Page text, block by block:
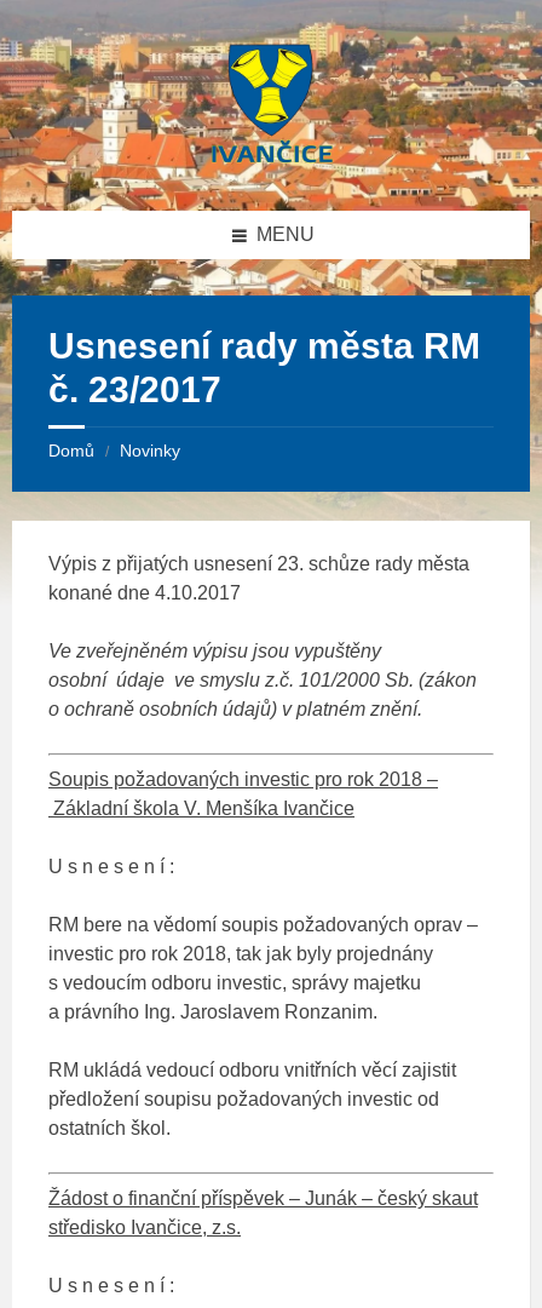
obsah
levý
panel
patičku
MENU
Usnesení rady města RM
č. 23/2017
Domů / Novinky
Výpis z přijatých usnesení 23. schůze rady města
konané dne 4.10.2017
Ve zveřejněném výpisu jsou vypuštěny
osobní údaje ve smyslu z.č. 101/2000 Sb. (zákon
o ochraně osobních údajů) v platném znění.
Soupis požadovaných investic pro rok 2018 –
Základní škola V. Menšíka Ivančice
U s n e s e n í :
RM bere na vědomí soupis požadovaných oprav –
investic pro rok 2018, tak jak byly projednány
s vedoucím odboru investic, správy majetku
a právního Ing. Jaroslavem Ronzanim.
RM ukládá vedoucí odboru vnitřních věcí zajistit
předložení soupisu požadovaných investic od
ostatních škol.
Žádost o finanční příspěvek – Junák – český skaut
středisko Ivančice, z.s.
U s n e s e n í :